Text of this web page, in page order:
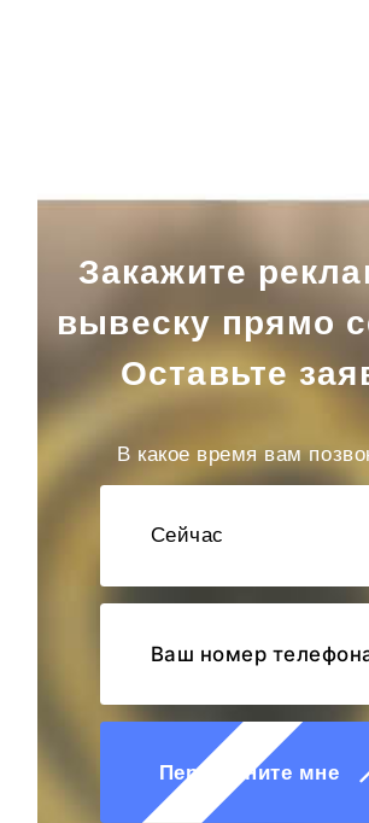
Закажите
вывеску прямо
Оставьте
В какое время вам
Сейчас
Перезвоните мне